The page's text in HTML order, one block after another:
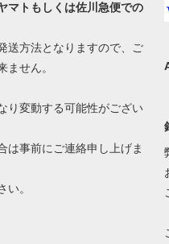
マトもしくは佐川急便での
送方法となりますので、ご
ません。
り変動する可能性がござい
は事前にご連絡申し上げま
い。